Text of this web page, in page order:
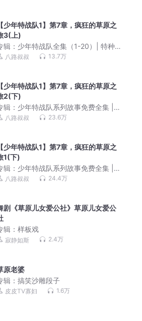
【少年特战队1】第7章，疯狂的草原之
3(上)
辑： 少年特战队全集（1-20）| 特种兵
校前传 | 八路叔叔
八路叔叔 13.7万
【少年特战队1】第7章，疯狂的草原之
2(下)
辑： 少年特战队系列故事免费全集 |
路叔叔 | 口袋故事
八路叔叔 23.6万
【少年特战队1】第7章，疯狂的草原之
1(下)
辑： 少年特战队系列故事免费全集 |
路叔叔 | 口袋故事
八路叔叔 24.4万
剧《草原儿女爱公社》草原儿女爱公
辑：样板戏
寂静如斯 2.4万
原老婆
辑：搞笑沙雕段子
皮皮TV寡妇 1.6万